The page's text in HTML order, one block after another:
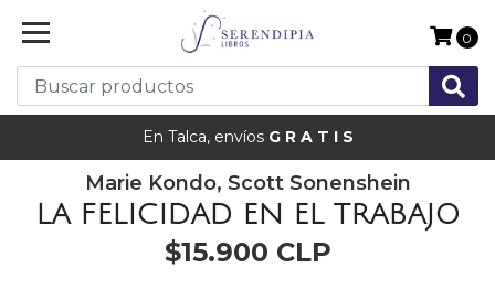
En Talca, envíos G R A T I S
0
Marie Kondo, Scott Sonenshein
LA FELICIDAD EN EL TRABAJO
$15.900 CLP